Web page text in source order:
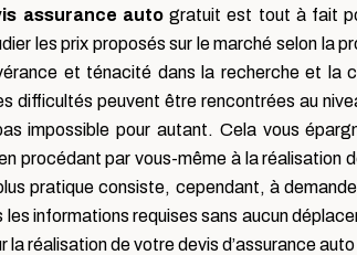
assurance autogratuit est tout à fait
les prix proposés sur le marché selon la
et ténacité dans la recherche et la
difficultés peuvent être rencontrées au
impossible pour autant. Cela vous
procédant par vous-même à la réalisation
pratique consiste, cependant, à
informations requises sans aucun
la réalisation de votre devis d’assurance